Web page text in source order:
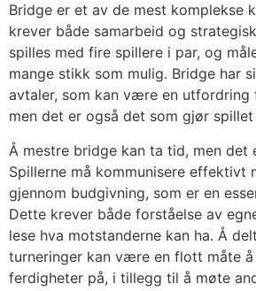
Bridge er et av de mest komplekse
krever både samarbeid og
spilles med fire spillere i par, og
mange stikk som mulig. Bridge har
avtaler, som kan være en utfordring
men det er også det som gjør spillet
Å mestre bridge kan ta tid, men det
Spillerne må kommunisere effektivt
gjennom budgivning, som er en
Dette krever både forståelse av
lese hva motstanderne kan ha. Å
turneringer kan være en flott måte
ferdigheter på, i tillegg til å møte